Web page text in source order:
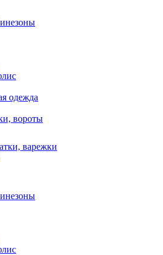
одежда
вороты
варежки